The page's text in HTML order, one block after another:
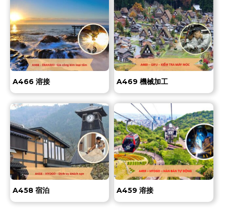
A466 溶接 A469 機械加工
A458 宿泊 A459 溶接